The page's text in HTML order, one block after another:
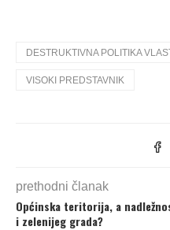
DESTRUKTIVNA POLITIKA
VISOKI PREDSTAVNIK
prethodni članak
Općinska teritorija, a
i zelenijeg grada?